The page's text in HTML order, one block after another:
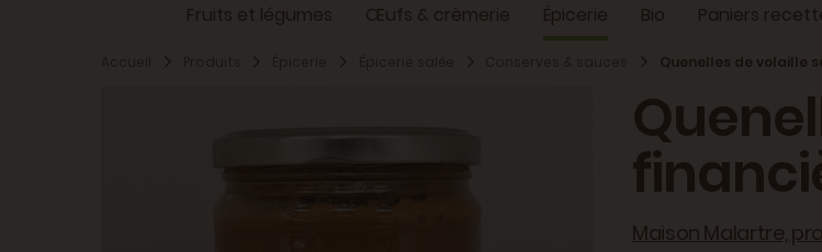
Fruits et légumes Œufs & crèmerie Épicerie Bio Paniers
Quenelles de volaille
Maison Malartre,